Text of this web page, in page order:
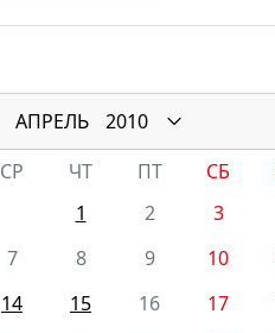
АПРЕЛЬ
2010
СР ЧТ ПТ СБ
1
2 3
7 8 9 10
14 15 16 17